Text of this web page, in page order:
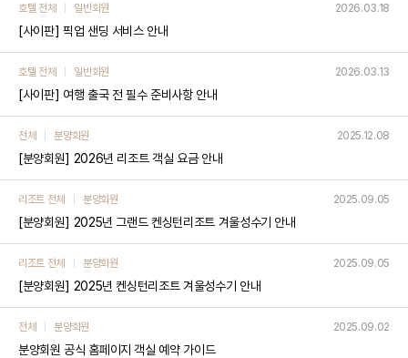
호텔 전체 일반회원 2026.03.18
[사이판] 픽업 샌딩 서비스 안내
호텔 전체 일반회원 2026.03.13
[사이판] 여행 출국 전 필수 준비사항 안내
전체 분양회원 2025.12.08
[분양회원] 2026년 리조트 객실 요금 안내
리조트 전체 분양회원 2025.09.05
[분양회원] 2025년 그랜드 켄싱턴리조트 겨울성수기 안내
리조트 전체 분양회원 2025.09.05
[분양회원] 2025년 켄싱턴리조트 겨울성수기 안내
전체 분양회원 2025.09.02
분양회원 공식 홈페이지 객실 예약 가이드